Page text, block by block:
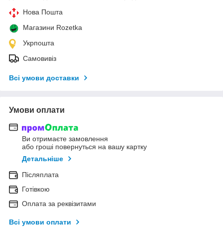
Нова Пошта
Магазини Rozetka
Укрпошта
Самовивіз
Всі умови доставки
Умови оплати
Ви отримаєте замовлення
або гроші повернуться на вашу картку
Детальніше
Післяплата
Готівкою
Оплата за реквізитами
Всі умови оплати